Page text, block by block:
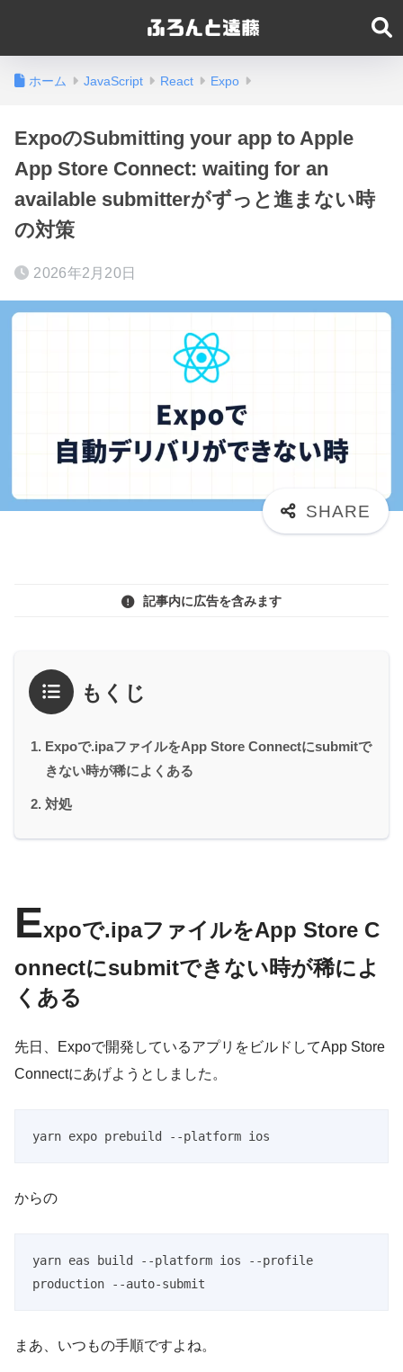
ホーム JavaScript React Expo
ExpoのSubmitting your app to Apple
App Store Connect: waiting for an
available submitterがずっと進まない時
の対策
2026年2月20日
記事内に広告を含みます
もくじ
Expoで.ipaファイルをApp Store Connectにsubmitで
きない時が稀によくある
対処
Expoで.ipaファイルをApp Store C
onnectにsubmitできない時が稀によ
くある
先日、Expoで開発しているアプリをビルドしてApp Store
Connectにあげようとしました。
yarn expo prebuild --platform ios
からの
yarn eas build --platform ios --profile
production --auto-submit
まあ、いつもの手順ですよね。